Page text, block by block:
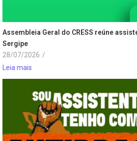
Assembleia Geral do CRESS reúne
Sergipe
28/07/2026 /
Leia mais